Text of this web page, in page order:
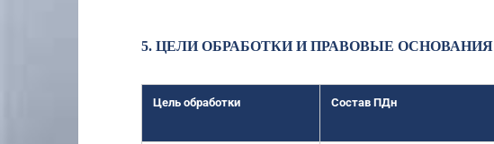
5. ЦЕЛИ ОБРАБОТКИ И ПРАВОВЫЕ ОСНОВАНИЯ
Цель обработки Состав ПДн